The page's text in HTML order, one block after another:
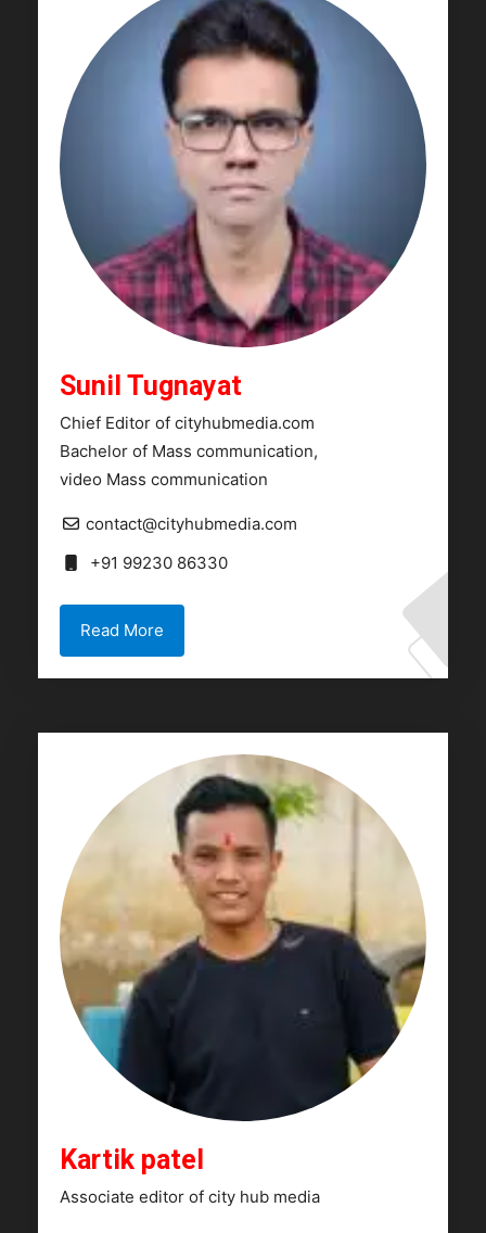
Sunil Tugnayat
Chief Editor of cityhubmedia.com
Bachelor of Mass communication,
video Mass communication
contact@cityhubmedia.com
+91 99230 86330
Read More
Kartik patel
Associate editor of city hub media